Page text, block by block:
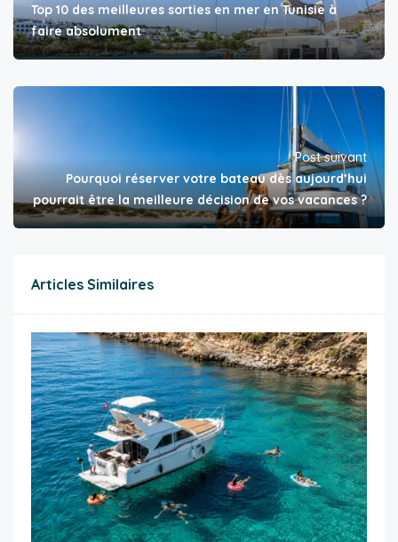
Top 10 des meilleures sorties en mer en Tunisie à
faire absolument
Post suivant
Pourquoi réserver votre bateau dès aujourd’hui
pourrait être la meilleure décision de vos vacances ?
Articles Similaires